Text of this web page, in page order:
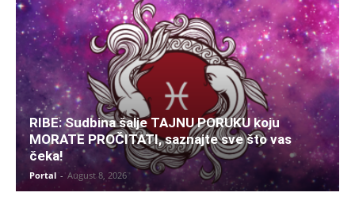
RIBE: Sudbina šalje TAJNU PORUKU koju
MORATE PROČITATI, saznajte sve što vas
čeka!
Portal - August 8, 2026